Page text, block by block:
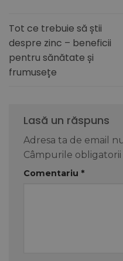
Tot ce trebuie să știi
despre zinc – beneficii
pentru sănătate și
frumusețe
Lasă un răspuns
Adresa ta de email
Câmpurile
Comentariu *